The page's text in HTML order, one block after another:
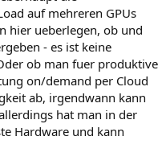
auf mehreren GPUs
hier ueberlegen, ob und
- es ist keine
ob man fuer produktive
on/demand per Cloud
ab, irgendwann kann
hat man in der
Hardware und kann